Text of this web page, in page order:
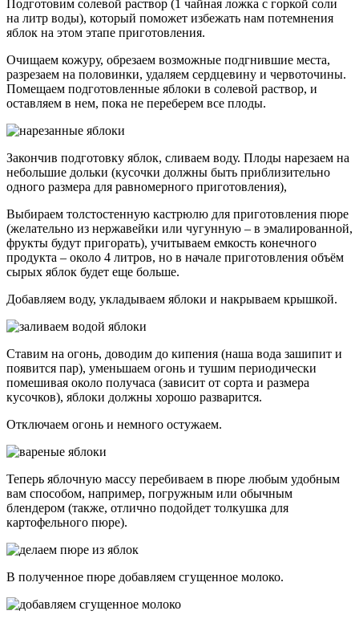
Подготовим солевой раствор (1 чайная ложка с горкой соли
на литр воды), который поможет избежать нам потемнения
яблок на этом этапе приготовления.
Очищаем кожуру, обрезаем возможные подгнившие места,
разрезаем на половинки, удаляем сердцевину и червоточины.
Помещаем подготовленные яблоки в солевой раствор, и
оставляем в нем, пока не переберем все плоды.
Закончив подготовку яблок, сливаем воду. Плоды нарезаем на
небольшие дольки (кусочки должны быть приблизительно
одного размера для равномерного приготовления),
Выбираем толстостенную кастрюлю для приготовления пюре
(желательно из нержавейки или чугунную – в эмалированной,
фрукты будут пригорать), учитываем емкость конечного
продукта – около 4 литров, но в начале приготовления объём
сырых яблок будет еще больше.
Добавляем воду, укладываем яблоки и накрываем крышкой.
Ставим на огонь, доводим до кипения (наша вода зашипит и
появится пар), уменьшаем огонь и тушим периодически
помешивая около получаса (зависит от сорта и размера
кусочков), яблоки должны хорошо разварится.
Отключаем огонь и немного остужаем.
Теперь яблочную массу перебиваем в пюре любым удобным
вам способом, например, погружным или обычным
блендером (также, отлично подойдет толкушка для
картофельного пюре).
В полученное пюре добавляем сгущенное молоко.